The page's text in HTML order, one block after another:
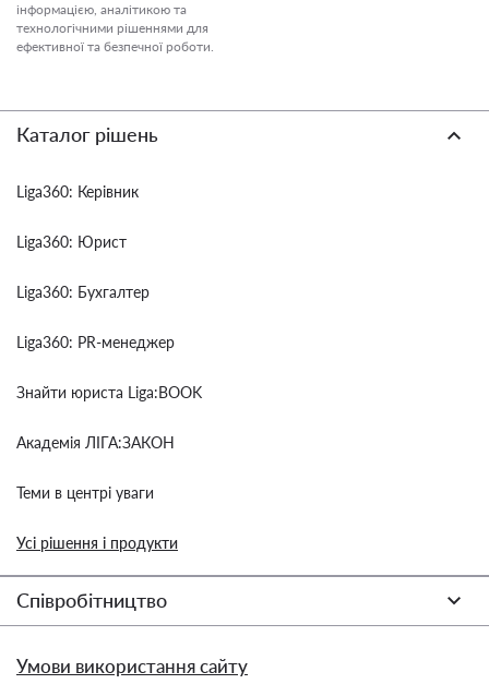
інформацією, аналітикою та
технологічними рішеннями для
ефективної та безпечної роботи.
Каталог рішень
Liga360: Керівник
Liga360: Юрист
Liga360: Бухгалтер
Liga360: PR-менеджер
Знайти юриста Liga:BOOK
Академія ЛІГА:ЗАКОН
Теми в центрі уваги
Усі рішення і продукти
Співробітництво
Умови використання сайту